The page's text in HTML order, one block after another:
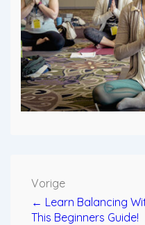
Bericht
navigatie
Vorige
← Learn Balancing
This Beginners Guide!